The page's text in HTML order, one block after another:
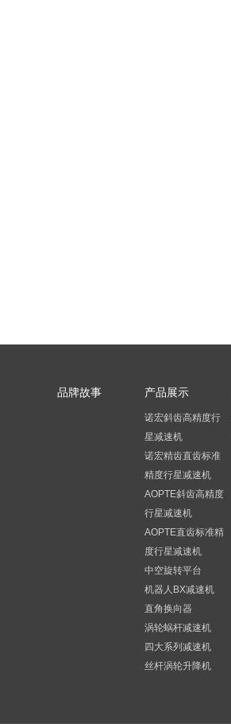
品牌故事 产品展示
诺宏斜齿高精度行
星减速机
诺宏精齿直齿标准
精度行星减速机
AOPTE斜齿高精度
行星减速机
AOPTE直齿标准精
度行星减速机
中空旋转平台
机器人BX减速机
直角换向器
涡轮蜗杆减速机
四大系列减速机
丝杆涡轮升降机